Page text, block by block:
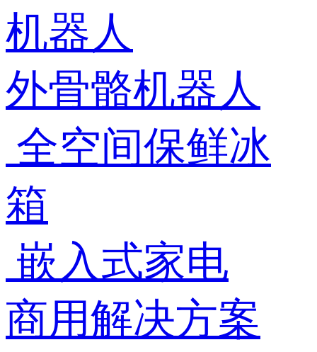
机器人
外骨骼机器人
全空间保鲜冰
箱
嵌入式家电
商用解决方案